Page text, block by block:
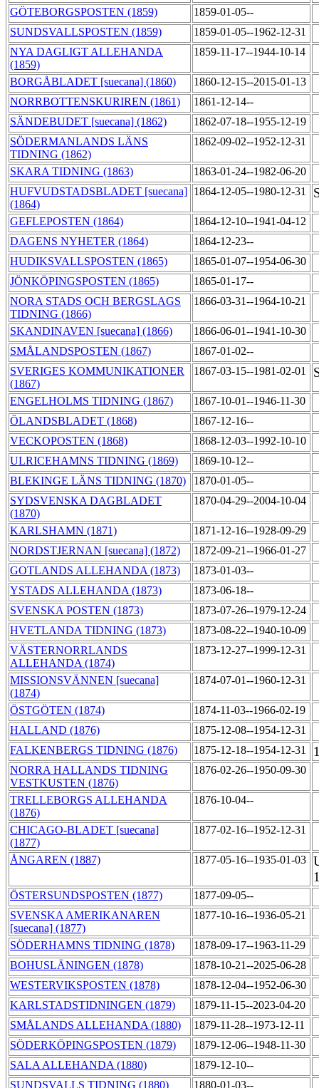
GÖTEBORGSPOSTEN (1859)
1859-01-05--
SUNDSVALLSPOSTEN (1859)
1859-01-05--1962-12-31
NYA DAGLIGT ALLEHANDA
(1859)
1859-11-17--1944-10-14
BORGÅBLADET [suecana] (1860)
1860-12-15--2015-01-13
NORRBOTTENSKURIREN (1861)
1861-12-14--
SÄNDEBUDET [suecana] (1862)
1862-07-18--1955-12-19
SÖDERMANLANDS LÄNS
TIDNING (1862)
1862-09-02--1952-12-31
SKARA TIDNING (1863)
1863-01-24--1982-06-20
HUFVUDSTADSBLADET [suecana]
(1864)
1864-12-05--1980-12-31
GEFLEPOSTEN (1864)
1864-12-10--1941-04-12
DAGENS NYHETER (1864)
1864-12-23--
HUDIKSVALLSPOSTEN (1865)
1865-01-07--1954-06-30
JÖNKÖPINGSPOSTEN (1865)
1865-01-17--
NORA STADS OCH BERGSLAGS
TIDNING (1866)
1866-03-31--1964-10-21
SKANDINAVEN [suecana] (1866)
1866-06-01--1941-10-30
SMÅLANDSPOSTEN (1867)
1867-01-02--
SVERIGES KOMMUNIKATIONER
(1867)
1867-03-15--1981-02-01
ENGELHOLMS TIDNING (1867)
1867-10-01--1946-11-30
ÖLANDSBLADET (1868)
1867-12-16--
VECKOPOSTEN (1868)
1868-12-03--1992-10-10
ULRICEHAMNS TIDNING (1869)
1869-10-12--
BLEKINGE LÄNS TIDNING (1870)
1870-01-05--
SYDSVENSKA DAGBLADET
(1870)
1870-04-29--2004-10-04
KARLSHAMN (1871)
1871-12-16--1928-09-29
NORDSTJERNAN [suecana] (1872)
1872-09-21--1966-01-27
GOTLANDS ALLEHANDA (1873)
1873-01-03--
YSTADS ALLEHANDA (1873)
1873-06-18--
SVENSKA POSTEN (1873)
1873-07-26--1979-12-24
HVETLANDA TIDNING (1873)
1873-08-22--1940-10-09
VÄSTERNORRLANDS
ALLEHANDA (1874)
1873-12-27--1999-12-31
MISSIONSVÄNNEN [suecana]
(1874)
1874-07-01--1960-12-31
ÖSTGÖTEN (1874)
1874-11-03--1966-02-19
HALLAND (1876)
1875-12-08--1954-12-31
FALKENBERGS TIDNING (1876)
1875-12-18--1954-12-31
NORRA HALLANDS TIDNING
VESTKUSTEN (1876)
1876-02-26--1950-09-30
TRELLEBORGS ALLEHANDA
(1876)
1876-10-04--
CHICAGO-BLADET [suecana]
(1877)
1877-02-16--1952-12-31
ÅNGAREN (1887) 1877-05-16--1935-01-03
ÖSTERSUNDSPOSTEN (1877)
1877-09-05--
SVENSKA AMERIKANAREN
[suecana] (1877)
1877-10-16--1936-05-21
SÖDERHAMNS TIDNING (1878)
1878-09-17--1963-11-29
BOHUSLÄNINGEN (1878)
1878-10-21--2025-06-28
WESTERVIKSPOSTEN (1878)
1878-12-04--1952-06-30
KARLSTADSTIDNINGEN (1879)
1879-11-15--2023-04-20
SMÅLANDS ALLEHANDA (1880)
1879-11-28--1973-12-11
SÖDERKÖPINGSPOSTEN (1879)
1879-12-06--1948-11-30
SALA ALLEHANDA (1880)
1879-12-10--
SUNDSVALLS TIDNING (1880)
1880-01-03--